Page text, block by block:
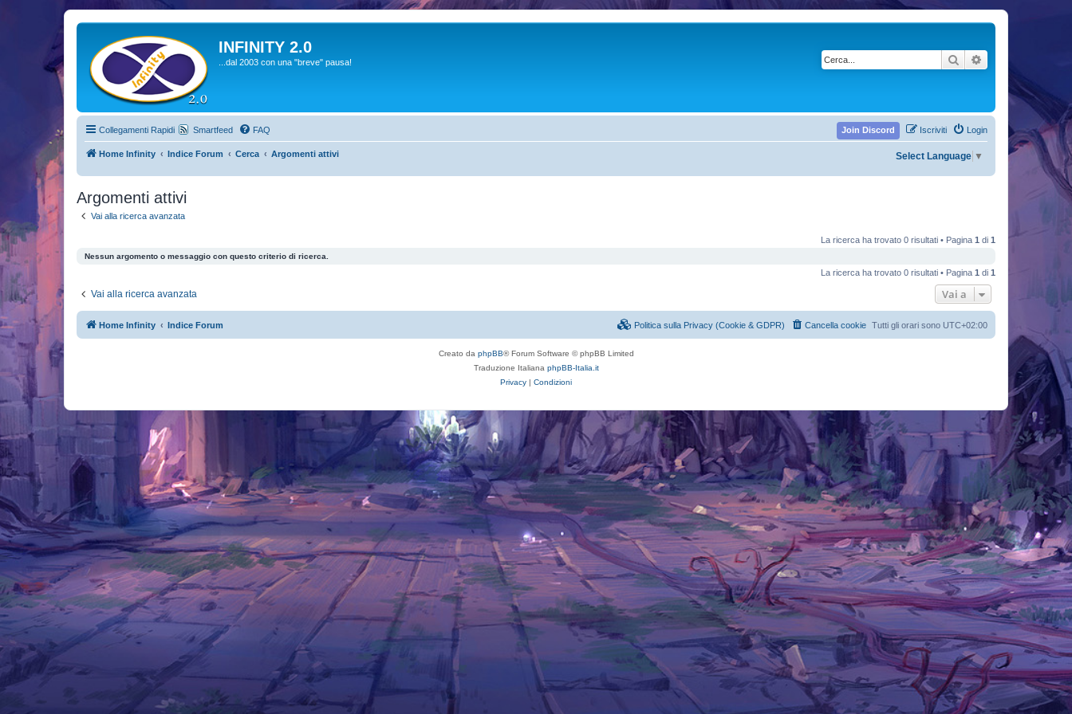
INFINITY 2.0
...dal 2003 con una "breve" pausa! Cerca
Collegamenti Rapidi Smartfeed FAQ Login
Iscriviti
Join Discord
Home Infinity Indice Forum Cerca Argomenti attivi Select Language ▼
Argomenti attivi
Vai alla ricerca avanzata
La ricerca ha trovato 0 risultati • Pagina 1 di 1
Nessun argomento o messaggio con questo criterio di ricerca.
La ricerca ha trovato 0 risultati • Pagina 1 di 1
Vai alla ricerca avanzata Vai a
Home Infinity Indice Forum Tutti gli orari sono UTC+02:00
Cancella cookie
Politica sulla Privacy (Cookie & GDPR)
Creato da phpBB® Forum Software © phpBB Limited
Traduzione Italiana phpBB-Italia.it
Privacy | Condizioni